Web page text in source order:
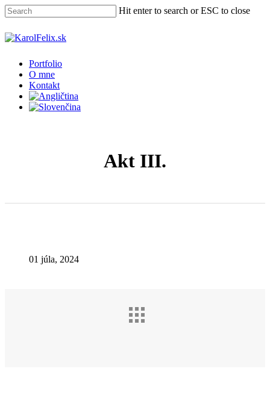
Skip
to
main
content
Hit enter to search or ESC to close
Close
Menu
Portfolio
O mne
Kontakt
Akt III.
01 júla, 2024